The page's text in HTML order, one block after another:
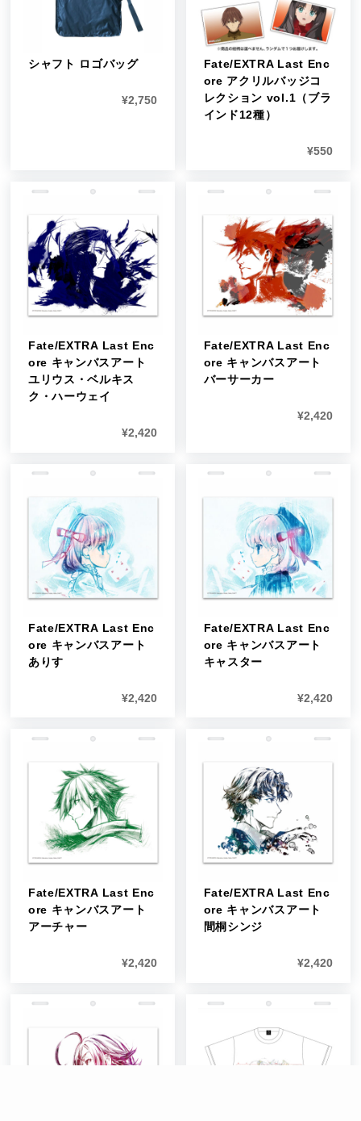
シャフト ロゴバッグ
¥2,750
Fate/EXTRA Last Enc
ore アクリルバッジコ
レクション vol.1（ブラ
インド12種）
¥550
Fate/EXTRA Last Enc
ore キャンバスアート
ユリウス・ベルキス
ク・ハーウェイ
¥2,420
Fate/EXTRA Last Enc
ore キャンバスアート
バーサーカー
¥2,420
Fate/EXTRA Last Enc
ore キャンバスアート
ありす
¥2,420
Fate/EXTRA Last Enc
ore キャンバスアート
キャスター
¥2,420
Fate/EXTRA Last Enc
ore キャンバスアート
アーチャー
¥2,420
Fate/EXTRA Last Enc
ore キャンバスアート
間桐シンジ
¥2,420